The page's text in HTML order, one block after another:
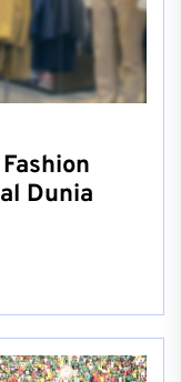
Dunia